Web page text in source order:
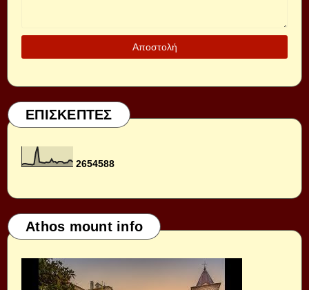
ΕΠΙΣΚΕΠΤΕΣ
2654588
Athos mount info